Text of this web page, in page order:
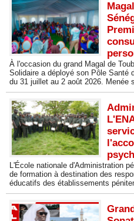
À l'occasion du grand Magal de
Solidaire a déployé son Pôle Santé
du 31 juillet au 2 août 2026. Menée
L'École nationale d'Administration
de formation à destination des
éducatifs des établissements